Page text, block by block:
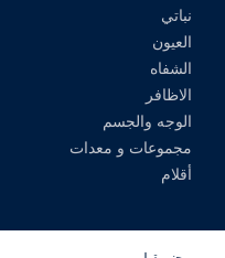
نباتي
العيون
الشفاه
الاظافر
الوجه والجسم
مجموعات و معدات
أقلام